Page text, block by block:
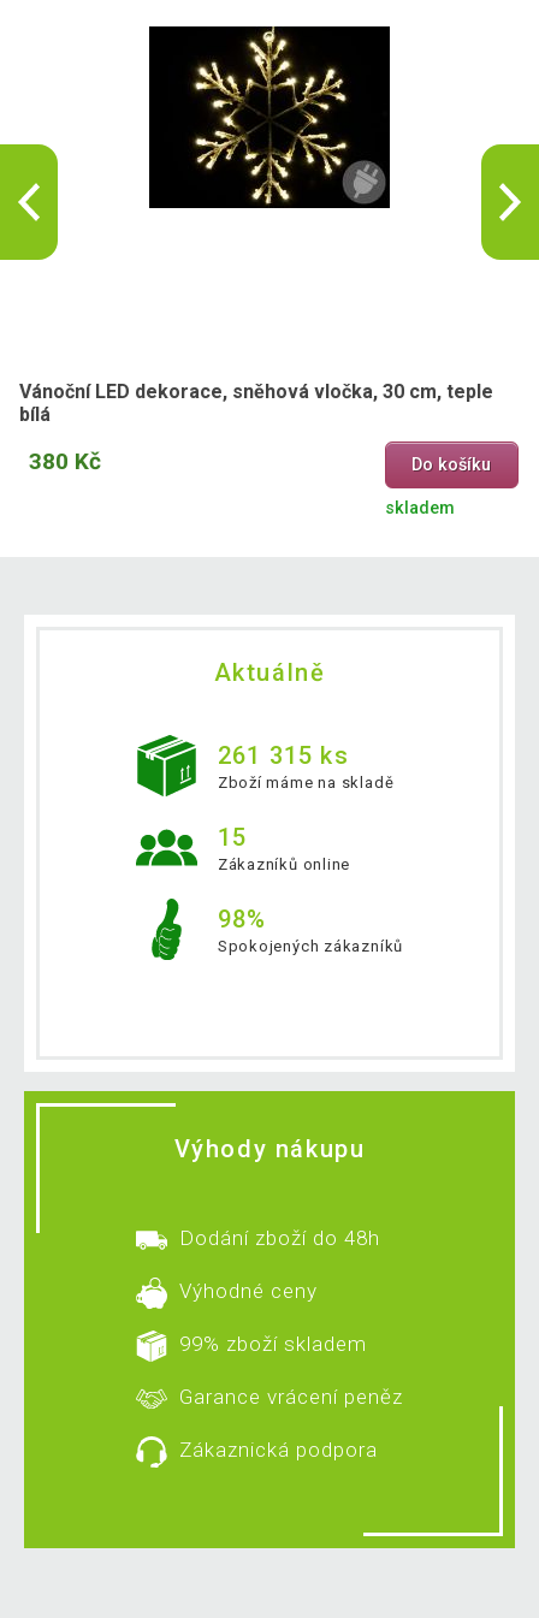
Vánoční LED dekorace, sněhová vločka, 30 cm, teple
bílá
380 Kč Do košíku
skladem
Aktuálně
261 315 ks
Zboží máme na skladě
15
Zákazníků online
98%
Spokojených zákazníků
Výhody nákupu
Dodání zboží do 48h
Výhodné ceny
99% zboží skladem
Garance vrácení peněz
Zákaznická podpora